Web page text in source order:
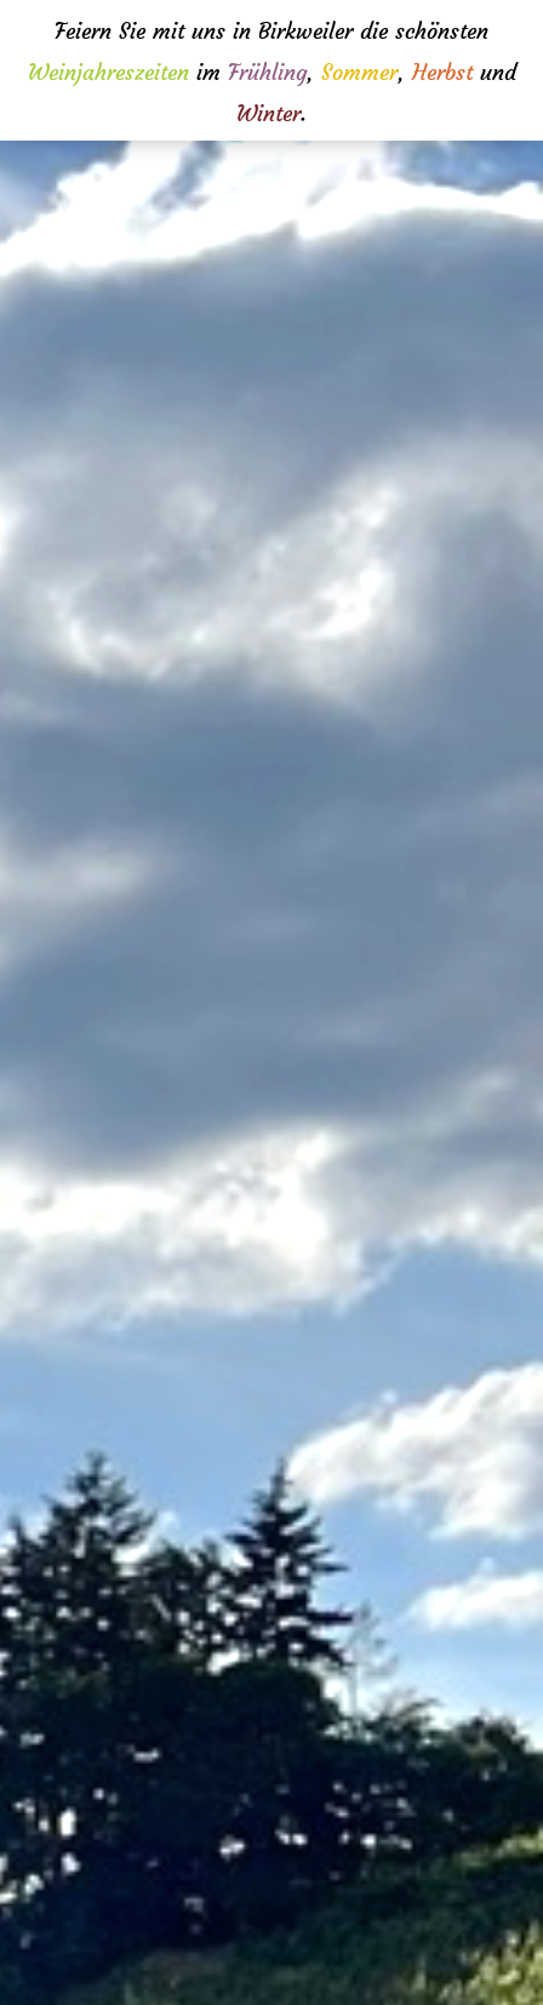
Feiern Sie mit uns in Birkweiler die schönsten
Weinjahreszeitenim Frühling, Sommer,Herbstund
Winter.